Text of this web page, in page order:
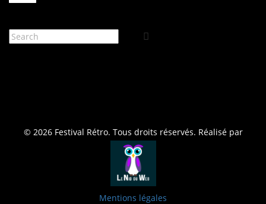
© 2026 Festival Rétro. Tous droits réservés. Réalisé par
Mentions légales